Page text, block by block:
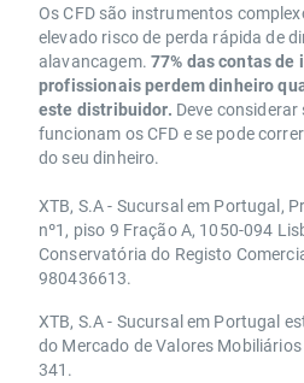
Os CFD são instrumentos
elevado risco de perda rápida de
alavancagem. 77% das contas
profissionais perdem dinheiro
este distribuidor. Deve
funcionam os CFD e se pode
do seu dinheiro.
XTB, S.A - Sucursal em Portugal,
nº1, piso 9 Fração A, 1050-094
Conservatória do Registo
980436613.
XTB, S.A - Sucursal em Portugal
do Mercado de Valores
341.